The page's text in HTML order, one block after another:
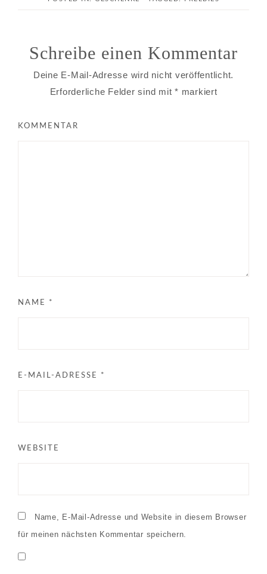
Schreibe einen Kommentar
Deine E-Mail-Adresse wird nicht veröffentlicht.
Erforderliche Felder sind mit * markiert
KOMMENTAR
NAME *
E-MAIL-ADRESSE *
WEBSITE
Name, E-Mail-Adresse und Website in diesem Browser
für meinen nächsten Kommentar speichern.